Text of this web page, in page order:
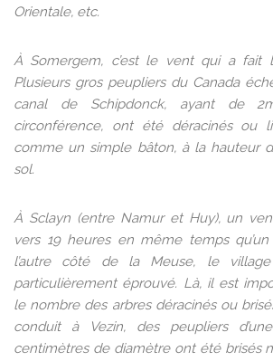
Orientale, etc.
À Somergem, c’est le vent qui a fait
Plusieurs gros peupliers du Canada
canal de Schipdonck, ayant de
circonférence, ont été déracinés ou
comme un simple bâton, à la hauteur
sol.
À Sclayn (entre Namur et Huy), un
vers 19 heures en même temps
l’autre côté de la Meuse, le
particulièrement éprouvé. Là, il est
le nombre des arbres déracinés ou
conduit à Vezin, des peupliers
centimètres de diamètre ont été brisés